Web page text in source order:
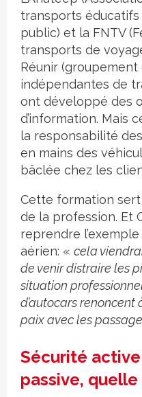
transports éducatifs
public) et la FNTV
transports de
Réunir
indépendantes de
ont développé des
d’information. Mais
la responsabilité
en mains des
bâclée chez les
Cette formation
de la profession. Et
reprendre
aérien: « cela
de venir distraire les
situation
d’autocars
paix avec les
Sécurité
passive,